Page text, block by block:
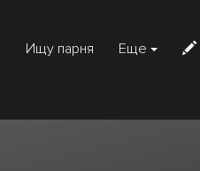
Ищу парня Еще